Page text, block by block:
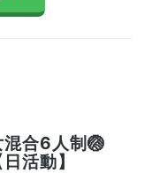
混合6人制🏐
活動】